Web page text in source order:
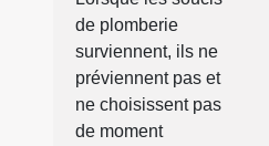
de plomberie
surviennent, ils ne
préviennent pas et
ne choisissent pas
de moment